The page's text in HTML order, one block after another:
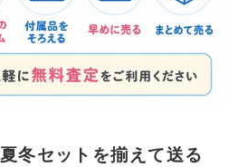
冬セットを揃えて送る